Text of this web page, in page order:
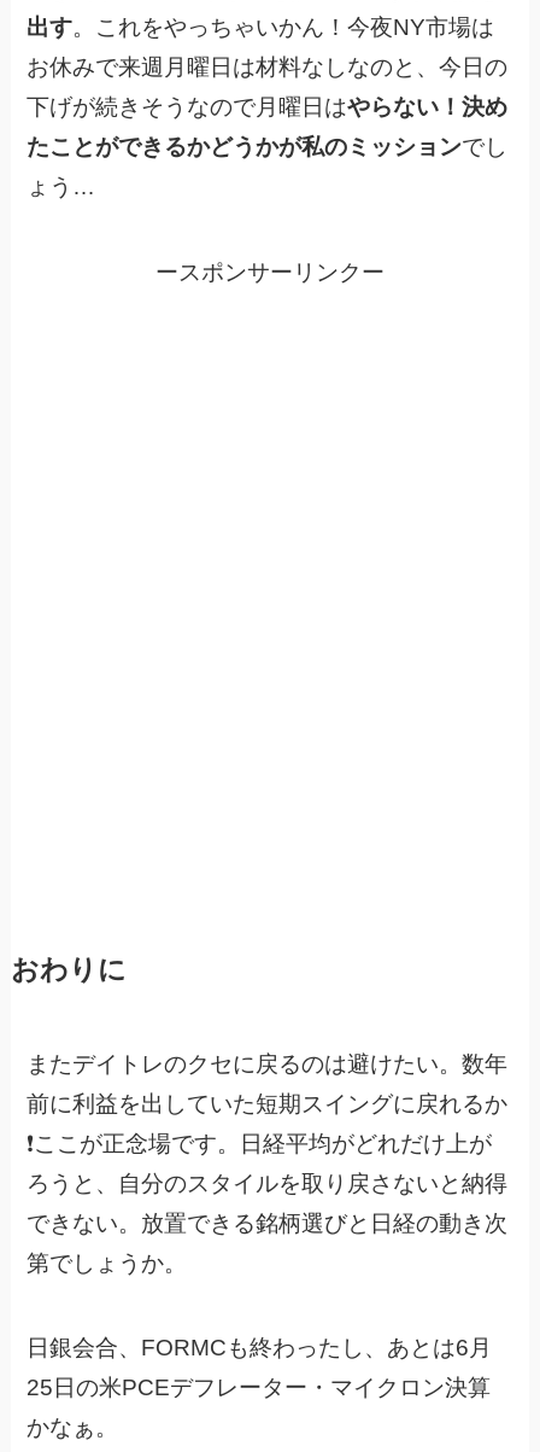
出す。これをやっちゃいかん！今夜NY市場は
お休みで来週月曜日は材料なしなのと、今日の
下げが続きそうなので月曜日はやらない！決め
たことができるかどうかが私のミッションでし
ょう…
ースポンサーリンクー
おわりに
またデイトレのクセに戻るのは避けたい。数年
前に利益を出していた短期スイングに戻れるか
❗️ここが正念場です。日経平均がどれだけ上が
ろうと、自分のスタイルを取り戻さないと納得
できない。放置できる銘柄選びと日経の動き次
第でしょうか。
日銀会合、FORMCも終わったし、あとは6月
25日の米PCEデフレーター・マイクロン決算
かなぁ。